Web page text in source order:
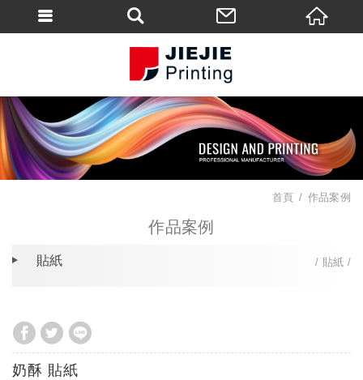
作品案例
首頁 作品案例
貼紙 貼紙
奶酥 貼紙